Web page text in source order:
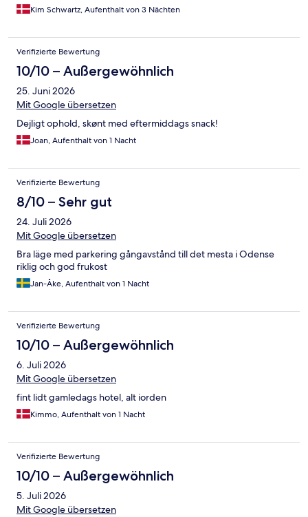
Kim Schwartz, Aufenthalt von 3 Nächten
Verifizierte Bewertung
10/10 – Außergewöhnlich
25. Juni 2026
Mit Google übersetzen
Dejligt ophold, skønt med eftermiddags snack!
Joan, Aufenthalt von 1 Nacht
Verifizierte Bewertung
8/10 – Sehr gut
24. Juli 2026
Mit Google übersetzen
Bra läge med parkering gångavstånd till det mesta i Odense
riklig och god frukost
Jan-Åke, Aufenthalt von 1 Nacht
Verifizierte Bewertung
10/10 – Außergewöhnlich
6. Juli 2026
Mit Google übersetzen
fint lidt gamledags hotel, alt iorden
Kimmo, Aufenthalt von 1 Nacht
Verifizierte Bewertung
10/10 – Außergewöhnlich
5. Juli 2026
Mit Google übersetzen